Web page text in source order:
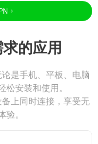
的应用
是手机、平板、电脑
安装和使用。
上同时连接，享受无
。